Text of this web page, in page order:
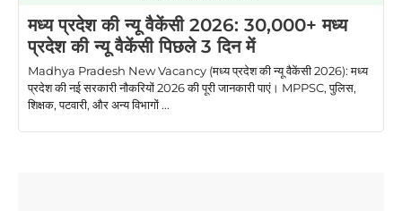
मध्य प्रदेश की न्यू वैकेंसी 2026: 30,000+ मध्य
प्रदेश की न्यू वैकेंसी पिछले 3 दिन में
Madhya Pradesh New Vacancy (मध्य प्रदेश की न्यू वैकेंसी 2026): मध्य
प्रदेश की नई सरकारी नौकरियों 2026 की पूरी जानकारी पाएं। MPPSC, पुलिस,
शिक्षक, पटवारी, और अन्य विभागों ...